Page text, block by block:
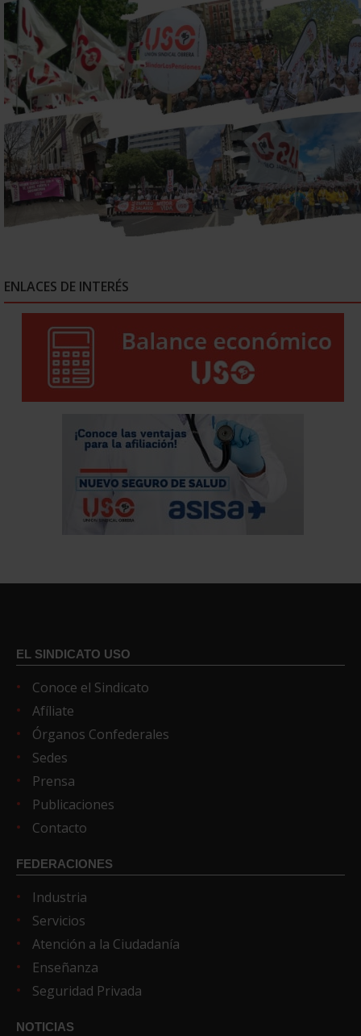
ENLACES DE INTERÉS
EL SINDICATO USO
Conoce el Sindicato
Afíliate
Órganos Confederales
Sedes
Prensa
Publicaciones
Contacto
FEDERACIONES
Industria
Servicios
Atención a la Ciudadanía
Enseñanza
Seguridad Privada
NOTICIAS